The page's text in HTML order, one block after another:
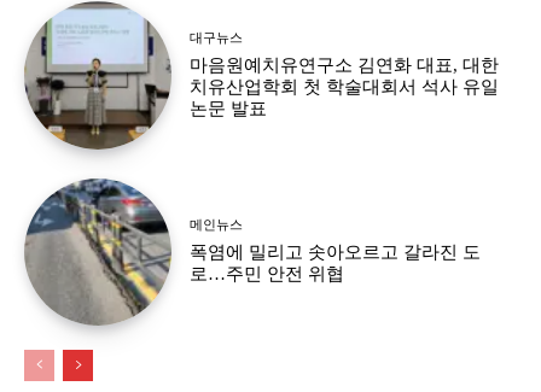
대구뉴스
마음원예치유연구소 김연화 대표, 대한
치유산업학회 첫 학술대회서 석사 유일
논문 발표
메인뉴스
폭염에 밀리고 솟아오르고 갈라진 도
로…주민 안전 위협